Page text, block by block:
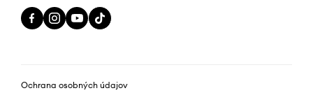
Ochrana osobných údajov